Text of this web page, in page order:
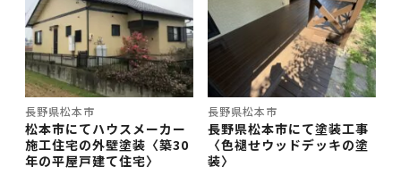
長野県松本市
松本市にてハウスメーカー
施工住宅の外壁塗装〈築30
年の平屋戸建て住宅〉
長野県松本市
長野県松本市にて塗装工事
〈色褪せウッドデッキの塗
装〉